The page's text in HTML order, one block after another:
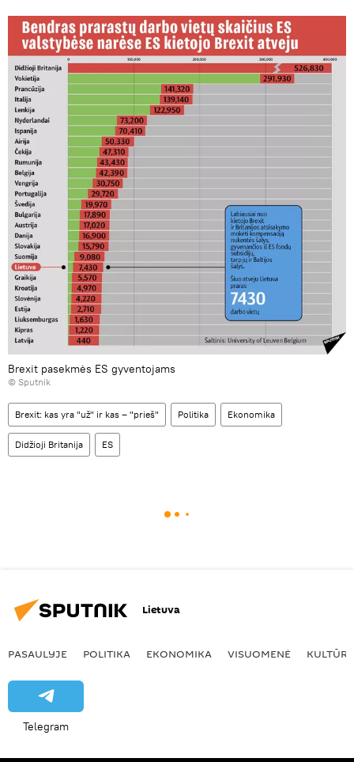
Brexit pasekmės ES gyventojams
© Sputnik
Brexit: kas yra "už" ir kas – "prieš" Politika Ekonomika
Didžioji Britanija ES
Lietuva
PASAULYJE POLITIKA EKONOMIKA VISUOMENĖ KULTŪRA
Telegram